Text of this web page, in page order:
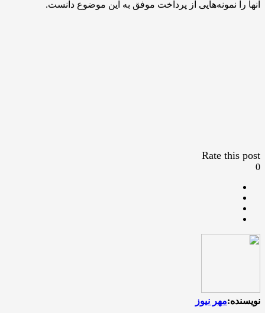
آنها را نمونه‌هایی از پرداخت موفق به این موضوع دانست.
Rate this post
0
نویسنده:مهر نیوز